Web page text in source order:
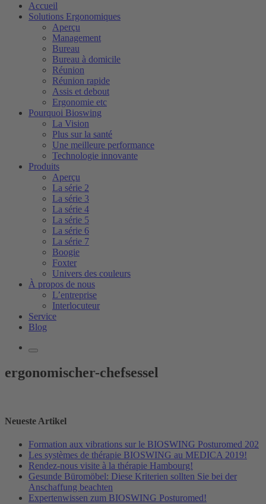
Accueil
Solutions Ergonomiques
Aperçu
Management
Bureau
Bureau à domicile
Réunion
Réunion rapide
Assis et debout
Ergonomie etc
Pourquoi Bioswing
La Vision
Plus sur la santé
Une meilleure performance
Technologie innovante
Produits
Aperçu
La série 2
La série 3
La série 4
La série 5
La série 6
La série 7
Boogie
Foxter
Univers des couleurs
À propos de nous
L’entreprise
Interlocuteur
Service
Blog
ergonomischer-chefsessel
Neueste Artikel
Formation aux vibrations sur le BIOSWING Posturomed 202
Les systèmes de thérapie BIOSWING au MEDICA 2019!
Rendez-nous visite à la thérapie Hambourg!
Gesunde Büromöbel: Diese Kriterien sollten Sie bei der
Anschaffung beachten
Expertenwissen zum BIOSWING Posturomed!